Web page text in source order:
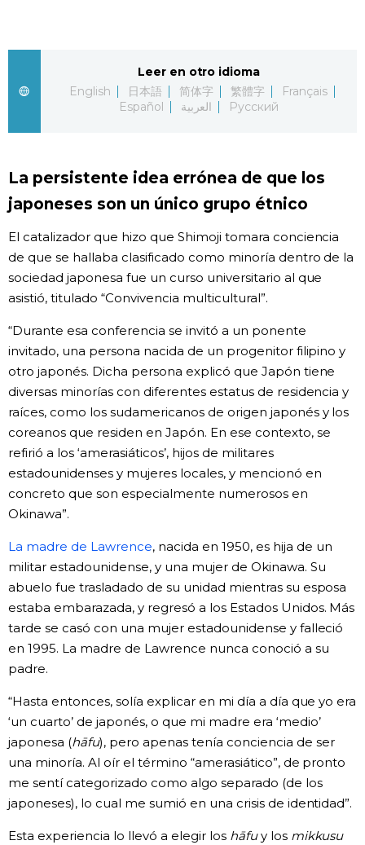
Leer en otro idioma
English
日本語 简体字 繁體字
Français
Español
العربية Русский
La persistente idea errónea de que los
japoneses son un único grupo étnico
El catalizador que hizo que Shimoji tomara conciencia
de que se hallaba clasificado como minoría dentro de la
sociedad japonesa fue un curso universitario al que
asistió, titulado “Convivencia multicultural”.
“Durante esa conferencia se invitó a un ponente
invitado, una persona nacida de un progenitor filipino y
otro japonés. Dicha persona explicó que Japón tiene
diversas minorías con diferentes estatus de residencia y
raíces, como los sudamericanos de origen japonés y los
coreanos que residen en Japón. En ese contexto, se
refirió a los ‘amerasiáticos’, hijos de militares
estadounidenses y mujeres locales, y mencionó en
concreto que son especialmente numerosos en
Okinawa”.
La madre de Lawrence, nacida en 1950, es hija de un
militar estadounidense, y una mujer de Okinawa. Su
abuelo fue trasladado de su unidad mientras su esposa
estaba embarazada, y regresó a los Estados Unidos. Más
tarde se casó con una mujer estadounidense y falleció
en 1995. La madre de Lawrence nunca conoció a su
padre.
“Hasta entonces, solía explicar en mi día a día que yo era
‘un cuarto’ de japonés, o que mi madre era ‘medio’
japonesa (hāfu), pero apenas tenía conciencia de ser
una minoría. Al oír el término “amerasiático”, de pronto
me sentí categorizado como algo separado (de los
japoneses), lo cual me sumió en una crisis de identidad”.
Esta experiencia lo llevó a elegir los hāfuy los mikkusu